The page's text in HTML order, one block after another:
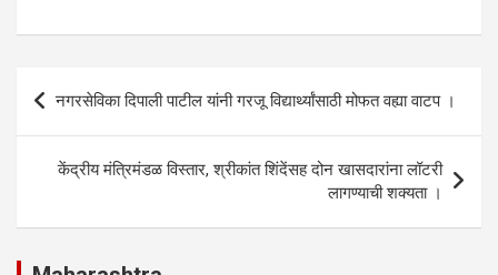
at
s
A
p
p
ce
b
o
o
k
ke
dI
n
ar
Post
navigation
नगरसेविका दिपाली पाटील यांनी गरजू विद्यार्थ्यांसाठी मोफत वह्या वाटप ।
केंद्रीय मंत्रिमंडळ विस्तार, श्रीकांत शिंदेंसह दोन खासदारांना लॉटरी
लागण्याची शक्यता ।